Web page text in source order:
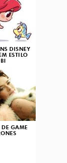
DISNEY
ESTILO
DE GAME